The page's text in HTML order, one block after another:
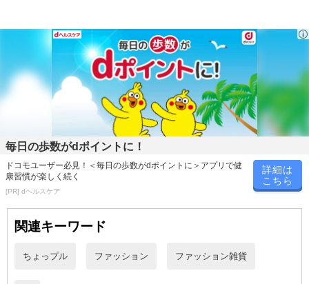
毎日の歩数がdポイントに！
ドコモユーザー必見！＜毎日の歩数がdポイントに＞アプリで健
康習慣が楽しく続く
[PR] dヘルスケア
詳細は
こちら
関連キーワード
ちょっプル ファッション ファッション雑貨